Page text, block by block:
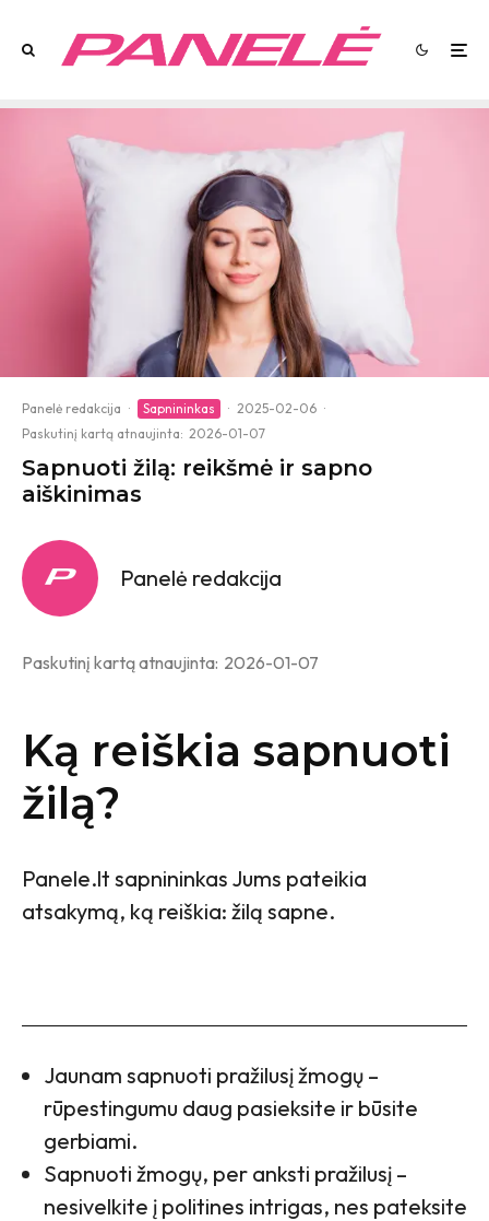
Panelė redakcija · Sapnininkas · 2025-02-06 ·
Paskutinį kartą atnaujinta: 2026-01-07
Sapnuoti žilą: reikšmė ir sapno
aiškinimas
Panelė redakcija
Paskutinį kartą atnaujinta: 2026-01-07
Ką reiškia sapnuoti
žilą?
Panele.lt sapnininkas Jums pateikia
atsakymą, ką reiškia: žilą sapne.
Jaunam sapnuoti pražilusį žmogų –
rūpestingumu daug pasieksite ir būsite
gerbiami.
Sapnuoti žmogų, per anksti pražilusį –
nesivelkite į politines intrigas, nes pateksite